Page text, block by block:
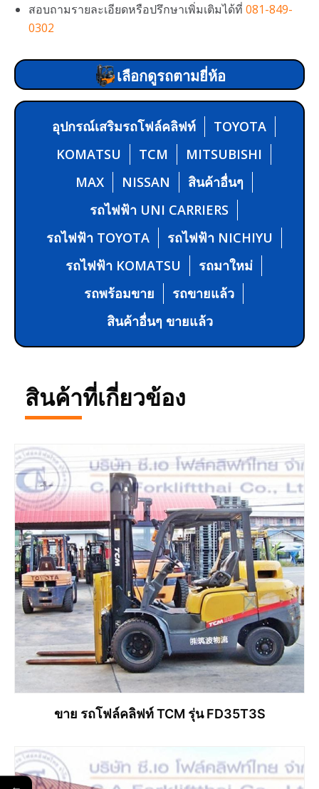
สอบถามรายละเอียดหรือปรึกษาเพิ่มเติมได้ที่ 081-849-
0302
เลือกดูรถตามยี่ห้อ
อุปกรณ์เสริมรถโฟล์คลิฟท์
TOYOTA
KOMATSU
TCM
MITSUBISHI
MAX
NISSAN
สินค้าอื่นๆ
รถไฟฟ้า UNI CARRIERS
รถไฟฟ้า TOYOTA
รถไฟฟ้า NICHIYU
รถไฟฟ้า KOMATSU
รถมาใหม่
รถพร้อมขาย
รถขายแล้ว
สินค้าอื่นๆ ขายแล้ว
สินค้าที่เกี่ยวข้อง
ขาย รถโฟล์คลิฟท์ TCM รุ่น FD35T3S
อ่านเพิ่ม